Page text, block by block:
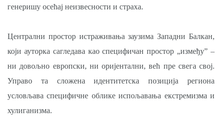
генеришу осећај неизвесности и страха.
Централни простор истраживања заузима Западни Балкан,
који ауторка сагледава као специфичан простор „између” –
ни довољно европски, ни оријентални, већ пре свега свој.
Управо та сложена идентитетска позиција региона
условљава специфичне облике испољавања екстремизма и
хулиганизма.